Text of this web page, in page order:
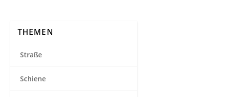
THEMEN
Straße
Schiene